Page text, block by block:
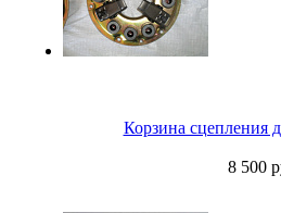
Корзина сцепления
8 500